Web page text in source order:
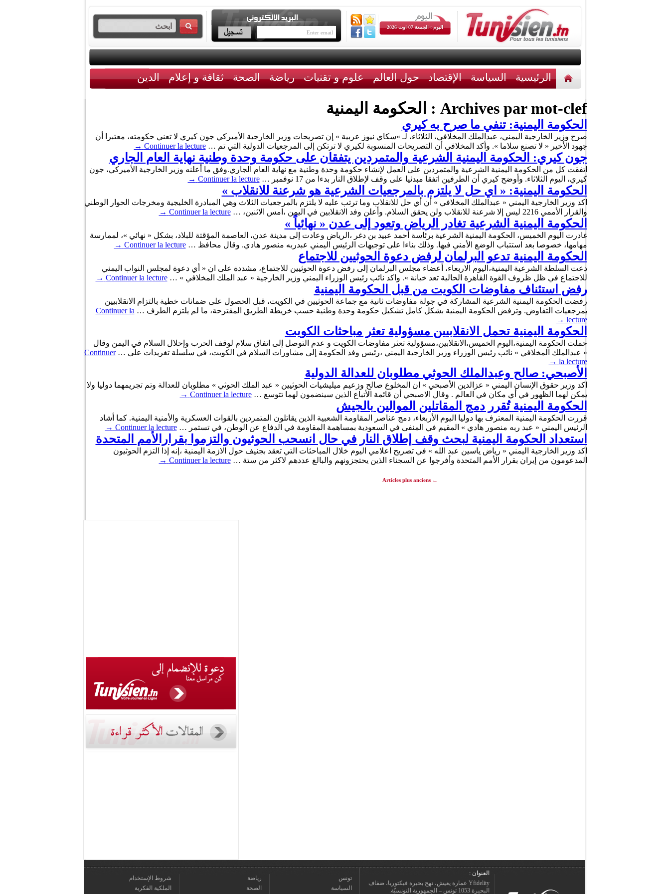
اليوم : الجمعة 07 اوت 2026
الرئيسية السياسة الإقتصاد حول العالم علوم و تقنيات رياضة الصحة ثقافة و إعلام الدين
أخبار مختلفة
Archives par mot-clef : الحكومة اليمنية
الحكومة اليمنية: تنفي ما صرح به كيري
صرح وزير الخارجية اليمني، عبدالملك المخلافي، الثلاثاء، لـ »سكاي نيوز عربية » إن تصريحات وزير الخارجية الأميركي جون كيري لا تعني حكومته، معتبرا أن
جهود الأخير « لا تصنع سلاما ». وأكد المخلافي أن التصريحات المنسوبة لكيري لا ترتكن إلى المرجعيات الدولية التي تم …Continuer la lecture
→
جون كيري: الحكومة اليمنية الشرعية والمتمردين يتفقان على حكومة وحدة وطنية نهاية العام الجاري
اتفقت كل من الحكومة اليمنية الشرعية والمتمردين على العمل لإنشاء حكومة وحدة وطنية مع نهاية العام الجاري.وفق ما أعلنه وزير الخارجية الأميركي، جون
كيري، اليوم الثلاثاء. وأوضح كيري أن الطرفين اتفقا مبدئيا على وقف لإطلاق النار بدءا من 17 نوفمبر …
Continuer la lecture
→
الحكومة اليمنية: « اي حل لا يلتزم بالمرجعيات الشرعية هو شرعنة للانقلاب »
اكد وزير الخارجية اليمني « عبدالملك المخلافي » أن أي حل للانقلاب وما ترتب عليه لا يلتزم بالمرجعيات الثلاث وهي المبادرة الخليجية ومخرجات الحوار الوطني
والقرار الأممي 2216 ليس إلا شرعنة للانقلاب ولن يحقق السلام. وأعلن وفد الانقلابين في اليمن ،امس الاثنين، …
Continuer la lecture
→
الحكومة اليمنية الشرعية تغادر الرياض وتعود إلى عدن « نهائياً »
غادرت اليوم الخميس، الحكومة اليمنية الشرعية برئاسة أحمد عبيد بن دغر ،الرياض وعادت إلى مدينة عدن، العاصمة المؤقتة للبلاد، بشكل « نهائي »، لممارسة
مهامها، خصوصا بعد استتباب الوضع الأمني فيها. وذلك بناءا على توجيهات الرئيس اليمني عبدربه منصور هادي. وقال محافظ …Continuer la lecture
→
الحكومة اليمنية تدعو البرلمان لرفض دعوة الحوثيين للاجتماع
دعت السلطة الشرعية اليمنية،اليوم الاربعاء، أعضاء مجلس البرلمان إلى رفض دعوة الحوثيين للاجتماع، مشددة على ان « أي دعوة لمجلس النواب اليمني
للاجتماع في ظل ظروف القوة القاهرة الحالية تعد خيانة ». واكد نائب رئيس الوزراء اليمني وزير الخارجية « عبد الملك المخلافي » …Continuer la lecture
→
رفض استئناف مفاوضات الكويت من قبل الحكومة اليمنية
رفضت الحكومة اليمنية الشرعية المشاركة في جولة مفاوضات ثانية مع جماعة الحوثيين في الكويت، قبل الحصول على ضمانات خطية بالتزام الانقلابيين
بمرجعيات التفاوض. وترفض الحكومة اليمنية بشكل كامل تشكيل حكومة وحدة وطنية حسب خريطة الطريق المقترحة، ما لم يلتزم الطرف … Continuer la
lecture
→
الحكومة اليمنية تحمل الانقلابيين مسؤولية تعثر مباحثات الكويت
حملت الحكومة اليمنية،اليوم الخميس،الانقلابين،مسؤولية تعثر مفاوضات الكويت و عدم التوصل إلى اتفاق سلام لوقف الحرب وإحلال السلام في اليمن وقال
« عبدالملك المخلافي » نائب رئيس الوزراء وزير الخارجية اليمني ،رئيس وفد الحكومة إلى مشاورات السلام في الكويت، في سلسلة تغريدات على …Continuer
la lecture
→
الأصبحي: صالح وعبدالملك الحوثي مطلوبان للعدالة الدولية
اكد وزير حقوق الإنسان اليمني « عزالدين الأصبحي » ان المخلوع صالح وزعيم ميليشيات الحوثيين « عبد الملك الحوثي » مطلوبان للعدالة وتم تجريمهما دوليا ولا
يمكن لهما الظهور في أي مكان في العالم . وقال الاصبحي أن قائمة الأتباع الذين سينضمون لهما تتوسع …Continuer la lecture
→
الحكومة اليمنية تُقرر دمج المقاتلين الموالين بالجيش
قررت الحكومة اليمنية المعترف بها دوليا اليوم الأربعاء، دمج عناصر المقاومة الشعبية الذين يقاتلون المتمردين بالقوات العسكرية والأمنية اليمنية. كما أشاد
الرئيس اليمني « عبد ربه منصور هادي » المقيم في المنفى في السعودية بمساهمة المقاومة في الدفاع عن الوطن، في تستمر …Continuer la lecture
→
استعداد الحكومة اليمنية لبحث وقف إطلاق النار في حال انسحب الحوثيون والتزموا بقرارالأمم المتحدة
اكد وزير الخارجية اليمني « رياض ياسين عبد الله » في تصريح اعلامي اليوم خلال المباحثات التي تعقد بجنيف حول الازمة اليمنية ،إنه إذا التزم الحوثيون
المدعومون من إيران بقرار الأمم المتحدة وأفرجوا عن السجناء الذين يحتجزونهم والبالغ عددهم لاكثر من ستة …Continuer la lecture
→
←
Articles plus anciens
العنوان :
Yfidelity عمارة يعيش، نهج بحيرة فيكتوريا، ضفاف
البحيرة 1053 تونس – الجمهورية التونسيّة.
تونس
السياسة
رياضة
الصحة
شروط الإستخدام
الملكية الفكرية